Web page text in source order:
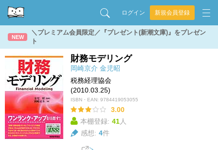
ログイン 新規会員登録
NEW
＼プレミアム会員限定／『プレゼント(新潮文庫)』をプレゼン
ト
財務モデリング
岡崎京介 金児昭
税務経理協会
(2010.03.25)
ISBN・EAN: 9784419053055
3.00
本棚登録: 41人
感想: 4件